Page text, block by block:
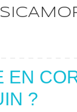
EN
?